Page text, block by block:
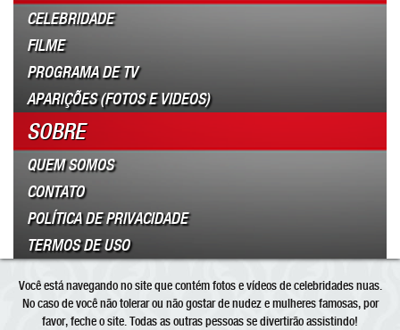
CELEBRIDADE
FILME
PROGRAMA DE TV
APARIÇÕES (FOTOS E VIDEOS)
SOBRE
QUEM SOMOS
CONTATO
POLÍTICA DE PRIVACIDADE
TERMOS DE USO
Você está navegando no site que contém fotos e vídeos de celebridades nuas.
No caso de você não tolerar ou não gostar de nudez e mulheres famosas, por
favor, feche o site. Todas as outras pessoas se divertirão assistindo!